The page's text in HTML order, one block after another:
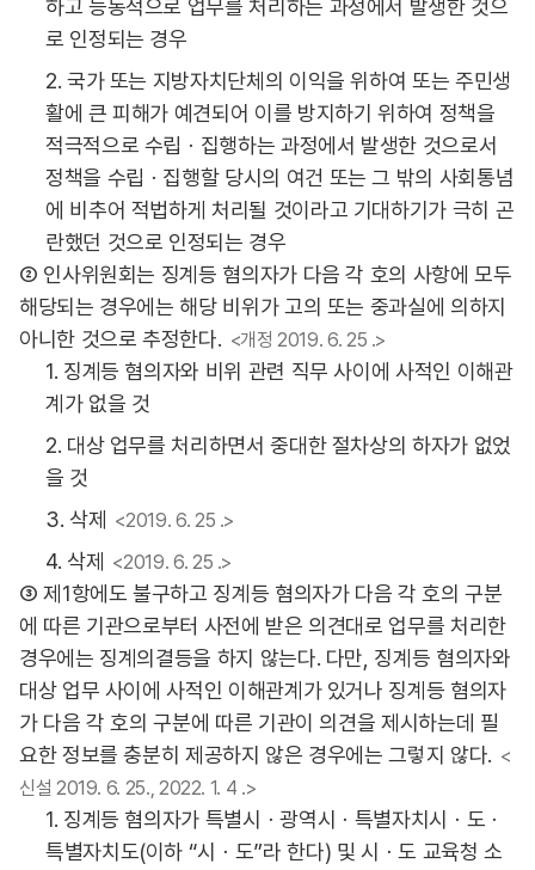
하고 능동적으로 업무를 처리하는 과정에서 발생한 것으
로 인정되는 경우
2. 국가 또는 지방자치단체의 이익을 위하여 또는 주민생
활에 큰 피해가 예견되어 이를 방지하기 위하여 정책을
적극적으로 수립ㆍ집행하는 과정에서 발생한 것으로서
정책을 수립ㆍ집행할 당시의 여건 또는 그 밖의 사회통념
에 비추어 적법하게 처리될 것이라고 기대하기가 극히 곤
란했던 것으로 인정되는 경우
② 인사위원회는 징계등 혐의자가 다음 각 호의 사항에 모두
해당되는 경우에는 해당 비위가 고의 또는 중과실에 의하지
아니한 것으로 추정한다. <개정 2019. 6. 25 .>
1. 징계등 혐의자와 비위 관련 직무 사이에 사적인 이해관
계가 없을 것
2. 대상 업무를 처리하면서 중대한 절차상의 하자가 없었
을 것
3. 삭제
<2019. 6. 25 .>
4. 삭제 <2019. 6. 25 .>
③ 제1항에도 불구하고 징계등 혐의자가 다음 각 호의 구분
에 따른 기관으로부터 사전에 받은 의견대로 업무를 처리한
경우에는 징계의결등을 하지 않는다. 다만, 징계등 혐의자와
대상 업무 사이에 사적인 이해관계가 있거나 징계등 혐의자
가 다음 각 호의 구분에 따른 기관이 의견을 제시하는데 필
요한 정보를 충분히 제공하지 않은 경우에는 그렇지 않다. <
신설 2019. 6. 25., 2022. 1. 4 .>
1. 징계등 혐의자가 특별시ㆍ광역시ㆍ특별자치시ㆍ도ㆍ
특별자치도(이하 “시ㆍ도”라 한다) 및 시ㆍ도 교육청 소